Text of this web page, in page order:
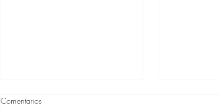
Comentarios